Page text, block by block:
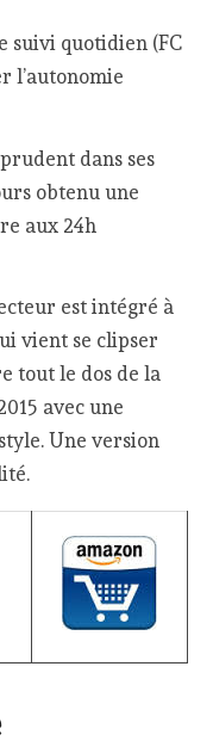
suivi quotidien (FC
l’autonomie
dans ses
obtenu une
aux 24h
est intégré à
vient se clipser
tout le dos de la
avec une
Une version